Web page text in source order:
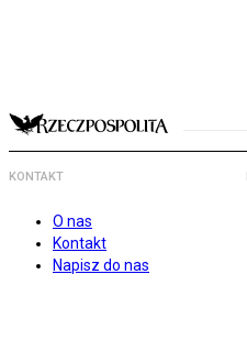
KONTAKT
O nas
Kontakt
Napisz do nas